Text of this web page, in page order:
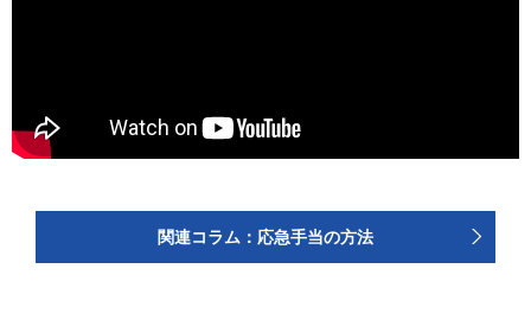
関連コラム：応急手当の方法